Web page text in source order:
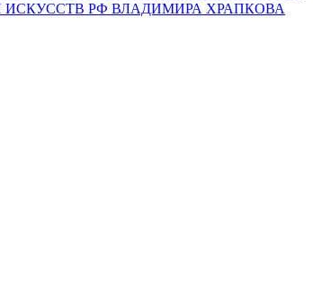
ИСКУССТВ РФ ВЛАДИМИРА ХРАПКОВА